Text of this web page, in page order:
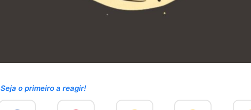
Seja o primeiro a reagir!